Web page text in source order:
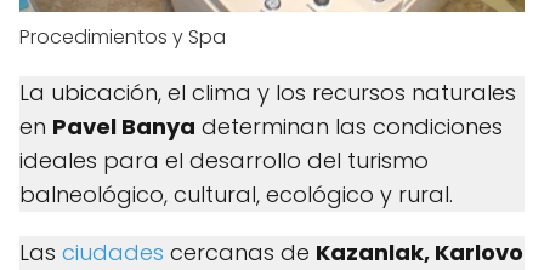
Procedimientos y Spa
La ubicación, el clima y los recursos naturales
en Pavel Banya determinan las condiciones
ideales para el desarrollo del turismo
balneológico, cultural, ecológico y rural.
Las ciudades cercanas de Kazanlak, Karlovo